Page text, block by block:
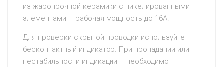
из жаропрочной керамики с никелированными
элементами – рабочая мощность до 16А.
Для проверки скрытой проводки используйте
бесконтактный индикатор. При пропадании или
нестабильности индикации – необходимо